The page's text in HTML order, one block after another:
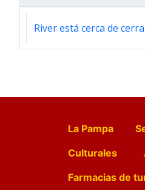
River está cerca de
La Pampa
Culturales
Farmacias de